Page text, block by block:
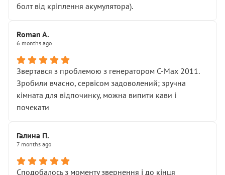
болт від кріплення акумулятора).
Roman A.
6 months ago
Звертався з проблемою з генератором C-Max 2011.
Зробили вчасно, сервісом задоволений; зручна
кімната для відпочинку, можна випити кави і
почекати
Галина П.
7 months ago
Сподобалось з моменту звернення і до кінця